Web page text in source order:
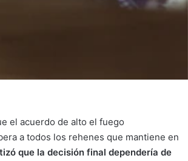
el acuerdo de alto el fuego
a todos los rehenes que mantiene en
que la decisión final dependería de